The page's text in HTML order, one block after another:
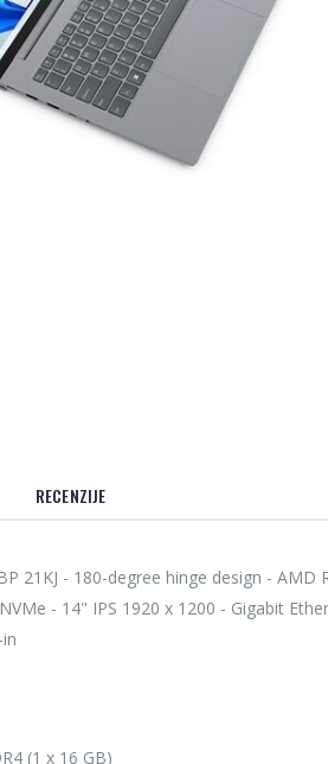
RECENZIJE
21KJ - 180-degree hinge design -
- 14" IPS 1920 x 1200 - Gigabit
(1 x 16 GB)